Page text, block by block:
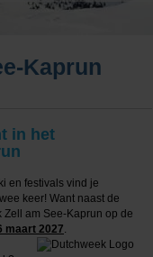
Kaprun
in het
en festivals vind je
keer! Want naast de
am See-Kaprun op de
maart 2027.